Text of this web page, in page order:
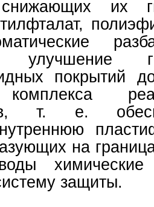
их
улучшение
покрытий
т. е.
на
химические
защиты.